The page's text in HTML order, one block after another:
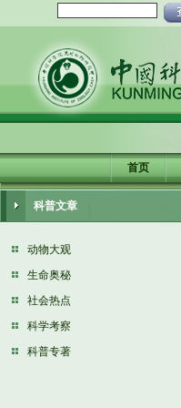
首页
科普文章
动物大观
生命奥秘
社会热点
科学考察
科普专著